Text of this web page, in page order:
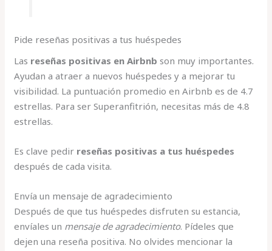
Pide reseñas positivas a tus huéspedes
Las reseñas positivas en Airbnb son muy importantes.
Ayudan a atraer a nuevos huéspedes y a mejorar tu
visibilidad. La puntuación promedio en Airbnb es de 4.7
estrellas. Para ser Superanfitrión, necesitas más de 4.8
estrellas.
Es clave pedir reseñas positivas a tus huéspedes
después de cada visita.
Envía un mensaje de agradecimiento
Después de que tus huéspedes disfruten su estancia,
envíales un mensaje de agradecimiento. Pídeles que
dejen una reseña positiva. No olvides mencionar la